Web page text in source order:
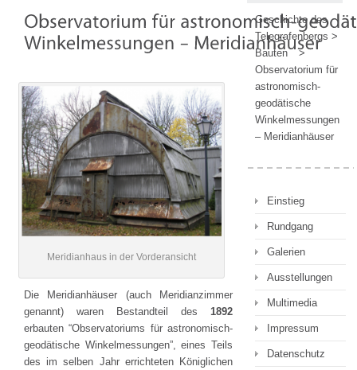
Meridianhaus in der Vorderansicht
Die Meridianhäuser (auch Meridianzimmer
genannt) waren Bestandteil des 1892
erbauten “Observatoriums für astronomisch-
geodätische Winkelmessungen”, eines Teils
des im selben Jahr errichteten Königlichen
Geschichte des
Telegrafenbergs >
Bauten
>
Observatorium für
astronomisch-
geodätische
Winkelmessungen
– Meridianhäuser
Einstieg
Rundgang
Galerien
Ausstellungen
Multimedia
Impressum
Datenschutz